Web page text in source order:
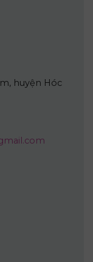
huyện Hóc